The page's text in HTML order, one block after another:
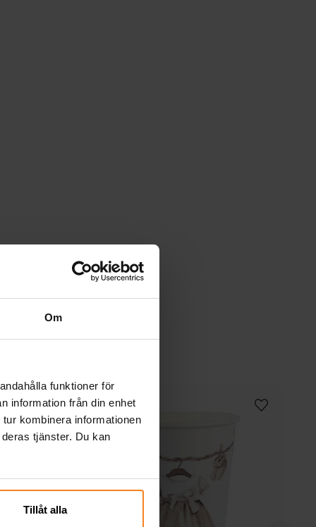
Om
funktioner för
information från din enhet
kombinera informationen
tjänster. Du kan
Tillåt alla